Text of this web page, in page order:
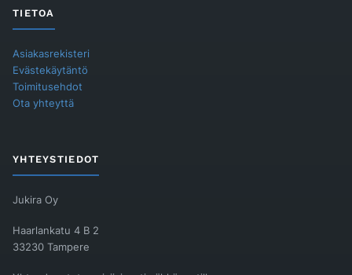
TIETOA
Asiakasrekisteri
Evästekäytäntö
Toimitusehdot
Ota yhteyttä
YHTEYSTIEDOT
Jukira Oy
Haarlankatu 4 B 2
33230 Tampere